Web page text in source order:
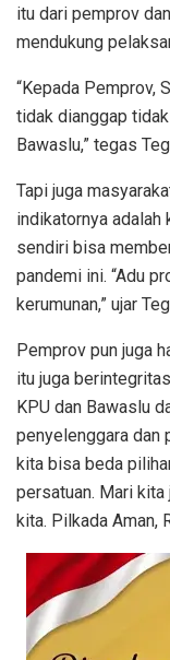
itu dari pemprov
mendukung
“Kepada Pemprov,
tidak dianggap
Bawaslu,” tegas
Tapi juga
indikatornya adalah
sendiri bisa
pandemi ini. “Adu
kerumunan,” ujar
Pemprov pun juga
itu juga
KPU dan Bawaslu
penyelenggara dan
kita bisa beda
persatuan. Mari
kita. Pilkada Aman,